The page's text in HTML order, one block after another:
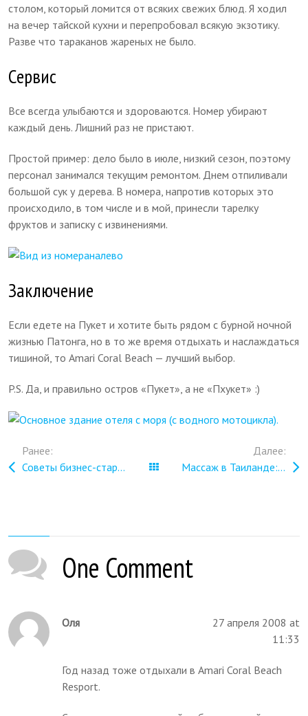
столом, который ломится от всяких свежих блюд. Я ходил
на вечер тайской кухни и перепробовал всякую экзотику.
Разве что тараканов жареных не было.
Сервис
Все всегда улыбаются и здороваются. Номер убирают
каждый день. Лишний раз не пристают.
Простой пример: дело было в июле, низкий сезон, поэтому
персонал занимался текущим ремонтом. Днем отпиливали
большой сук у дерева. В номера, напротив которых это
происходило, в том числе и в мой, принесли тарелку
фруктов и записку с извинениями.
Заключeние
Если едете на Пукет и хотите быть рядом с бурной ночной
жизнью Патонга, но в то же время отдыхать и наслаждаться
тишиной, то Amari Coral Beach — лучший выбор.
P.S. Да, и правильно остров «Пукет», а не «Пхукет» :)
Ранее:
Советы бизнес-стартапам от Гая Кавасаки
Все записи
Далее:
Массаж в Таиланде: три часа удовольствия и никакого секса
One Comment
Оля
27 апреля 2008 at
11:33
Год назад тоже отдыхали в Amari Coral Beach
Resport.